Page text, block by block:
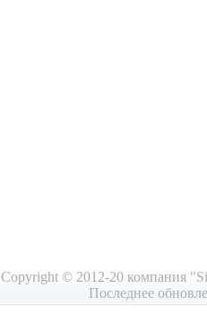
Copyright © 2012-20 компания
Последнее